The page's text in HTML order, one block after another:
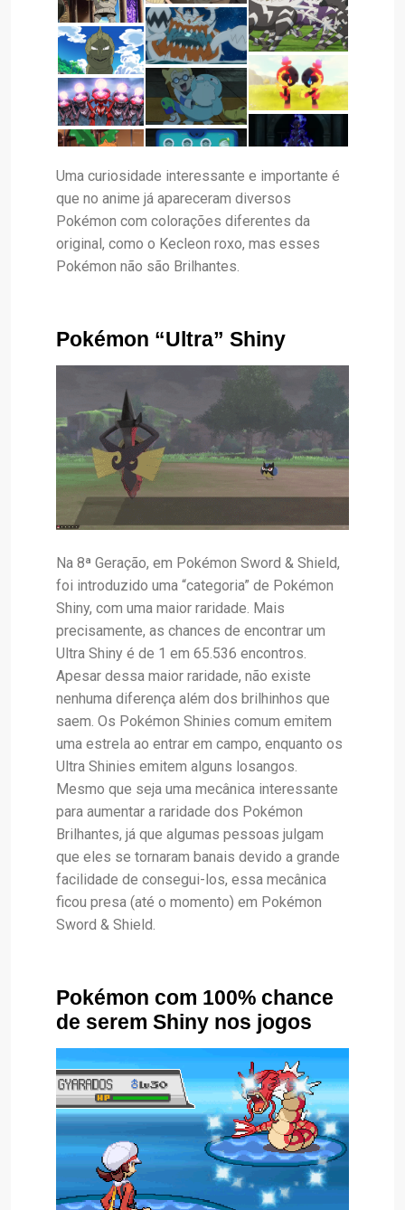
Uma curiosidade interessante e importante é
que no anime já apareceram diversos
Pokémon com colorações diferentes da
original, como o Kecleon roxo, mas esses
Pokémon não são Brilhantes.
Pokémon “Ultra” Shiny
Na 8ª Geração, em Pokémon Sword & Shield,
foi introduzido uma “categoria” de Pokémon
Shiny, com uma maior raridade. Mais
precisamente, as chances de encontrar um
Ultra Shiny é de 1 em 65.536 encontros.
Apesar dessa maior raridade, não existe
nenhuma diferença além dos brilhinhos que
saem. Os Pokémon Shinies comum emitem
uma estrela ao entrar em campo, enquanto os
Ultra Shinies emitem alguns losangos.
Mesmo que seja uma mecânica interessante
para aumentar a raridade dos Pokémon
Brilhantes, já que algumas pessoas julgam
que eles se tornaram banais devido a grande
facilidade de consegui-los, essa mecânica
ficou presa (até o momento) em Pokémon
Sword & Shield.
Pokémon com 100% chance
de serem Shiny nos jogos